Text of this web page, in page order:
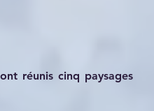
réunis cinq paysages